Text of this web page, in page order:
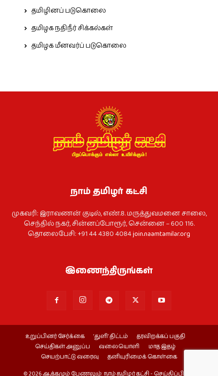
தமிழினப் படுகொலை
தமிழக நதிநீர் சிக்கல்கள்
தமிழக மீனவர்ப் படுகொலை
நாம் தமிழர் கட்சி
முகவரி: இராவணன் குடில், எண்.8. மருத்துவமனை சாலை,
செந்தில் நகர், சின்னப்போரூர், சென்னை – 600 116.
தொலைபேசி: +91 44 4380 4084join.naamtamilar.org
இணைந்திருங்கள்
உறுப்பினர் சேர்க்கை ‘துளி’ திட்டம்
தரவிறக்கப் பகுதி
செய்திகள் அனுப்ப
வலையொளி
மாத இதழ்
செயற்பாட்டு வரைவு
தனியுரிமைக் கொள்கை
© 2026 ஆக்கமும் பேணலும்: நாம் தமிழர் கட்சி - செய்திப்பிரிவு